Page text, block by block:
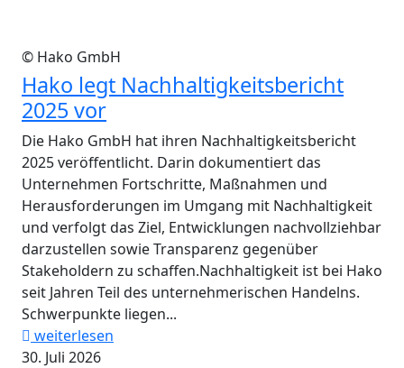
© Hako GmbH
Hako legt Nachhaltigkeitsbericht
2025 vor
Die Hako GmbH hat ihren Nachhaltigkeitsbericht
2025 veröffentlicht. Darin dokumentiert das
Unternehmen Fortschritte, Maßnahmen und
Herausforderungen im Umgang mit Nachhaltigkeit
und verfolgt das Ziel, Entwicklungen nachvollziehbar
darzustellen sowie Transparenz gegenüber
Stakeholdern zu schaffen.Nachhaltigkeit ist bei Hako
seit Jahren Teil des unternehmerischen Handelns.
Schwerpunkte liegen...
weiterlesen
30. Juli 2026